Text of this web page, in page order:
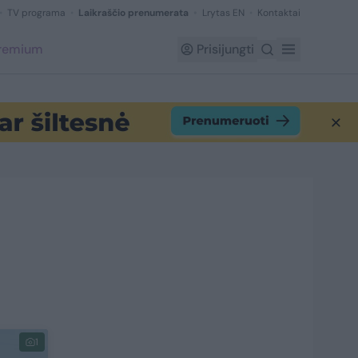
TV programa Laikraščio prenumerata Lrytas EN Kontaktai
Prisijungti
1